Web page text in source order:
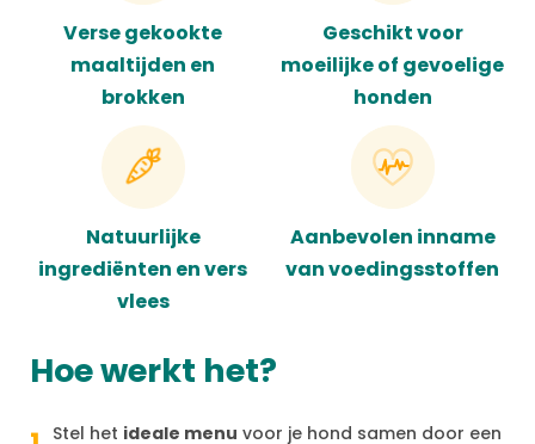
Verse gekookte
maaltijden en
brokken
Geschikt voor
moeilijke of gevoelige
honden
Natuurlijke
ingrediënten en vers
vlees
Aanbevolen inname
van voedingsstoffen
Hoe werkt het?
Stel het ideale menu voor je hond samen door een